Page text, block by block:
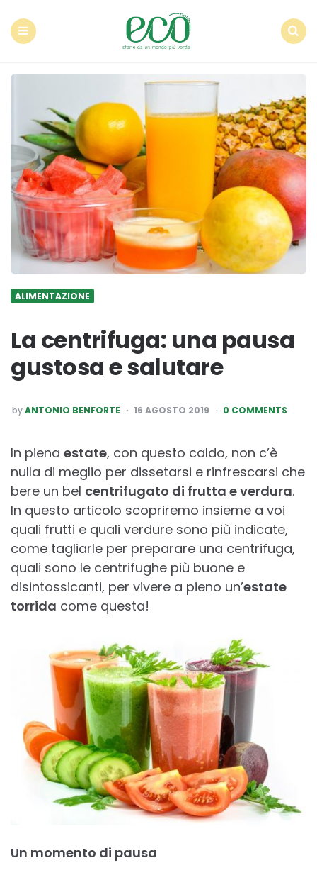
ALIMENTAZIONE
La centrifuga: una pausa
gustosa e salutare
POSTED
BY
byANTONIO BENFORTE 16 AGOSTO 2019 0 COMMENTS
In piena estate, con questo caldo, non c’è
nulla di meglio per dissetarsi e rinfrescarsi che
bere un bel centrifugato di frutta e verdura.
In questo articolo scopriremo insieme a voi
quali frutti e quali verdure sono più indicate,
come tagliarle per preparare una centrifuga,
quali sono le centrifughe più buone e
disintossicanti, per vivere a pieno un’estate
torrida come questa!
Un momento di pausa